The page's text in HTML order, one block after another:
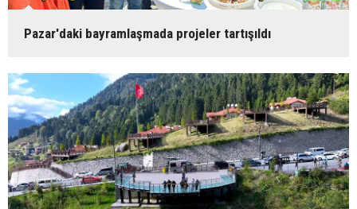
Pazar'daki bayramlaşmada projeler tartışıldı